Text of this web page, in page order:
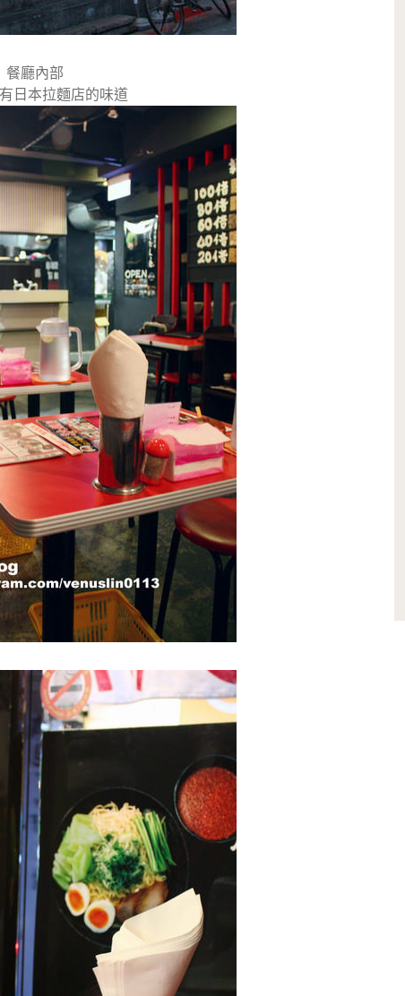
餐廳內部
日本拉麵店的味道